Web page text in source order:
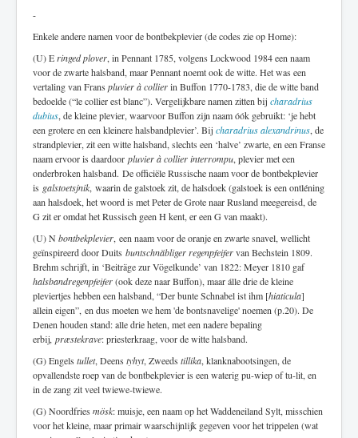
-
Enkele andere namen voor de bontbekplevier (de codes zie op Home):
(U) Eringed plover, in Pennant 1785, volgens Lockwood 1984 een naam
voor de zwarte halsband, maar Pennant noemt ook de witte. Het was een
vertaling van Frans pluvier à collierin Buffon 1770-1783, die de witte band
bedoelde (“le collier est blanc”). Vergelijkbare namen zitten bij charadrius
dubius, de kleine plevier, waarvoor Buffon zijn naam óók gebruikt: ‘je hebt
een grotere en een kleinere halsbandplevier’. Bij charadrius alexandrinus, de
strandplevier, zit een witte halsband, slechts een ‘halve’ zwarte, en een Franse
naam ervoor is daardoor pluvier à collier interrompu, plevier met een
onderbroken halsband. De officiële Russische naam voor de bontbekplevier
is galstoetsjnik, waarin de galstoek zit, de halsdoek (galstoek is een ontléning
aan halsdoek, het woord is met Peter de Grote naar Rusland meegereisd, de
G zit er omdat het Russisch geen H kent, er een G van maakt).
(U) Nbontbekplevier, een naam voor de oranje en zwarte snavel, wellicht
geïnspireerd door Duits buntschnäbliger regenpfeifervan Bechstein 1809.
Brehm schrijft, in ‘Beiträge zur Vögelkunde’ van 1822: Meyer 1810 gaf
halsbandregenpfeifer(ook deze naar Buffon), maar álle drie de kleine
pleviertjes hebben een halsband, “Der bunte Schnabel ist ihm [hiaticula]
allein eigen”, en dus moeten we hem 'de bontsnavelige' noemen (p.20). De
Denen houden stand: alle drie heten, met een nadere bepaling
erbij, præstekrave: priesterkraag, voor de witte halsband.
(G) Engels tullet, Deens tyhyt, Zweeds tillika, klanknabootsingen, de
opvallendste roep van de bontbekplevier is een waterig pu-wiep of tu-lit, en
in de zang zit veel twiewe-twiewe.
(G) Noordfries mösk: muisje, een naam op het Waddeneiland Sylt, misschien
voor het kleine, maar primair waarschijnlijk gegeven voor het trippelen (wat